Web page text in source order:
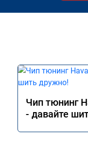
Чип тюнинг
- давайте